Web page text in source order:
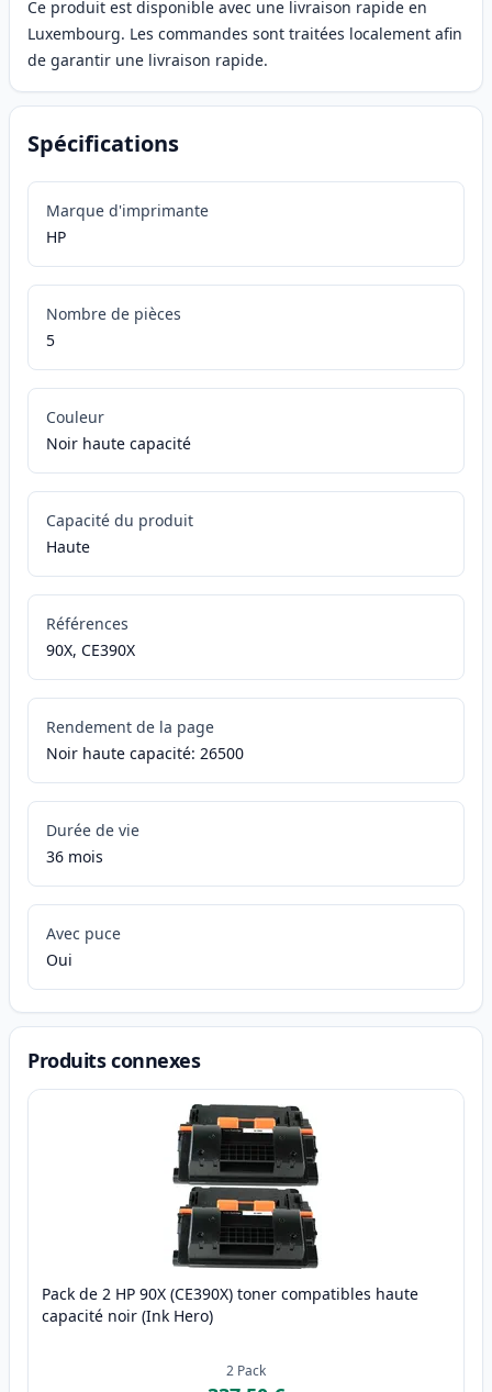
Ce produit est disponible avec une livraison rapide en
Luxembourg. Les commandes sont traitées localement afin
de garantir une livraison rapide.
Spécifications
Marque d'imprimante
HP
Nombre de pièces
5
Couleur
Noir haute capacité
Capacité du produit
Haute
Références
90X, CE390X
Rendement de la page
Noir haute capacité: 26500
Durée de vie
36 mois
Avec puce
Oui
Produits connexes
Pack de 2 HP 90X (CE390X) toner compatibles haute
capacité noir (Ink Hero)
2 Pack